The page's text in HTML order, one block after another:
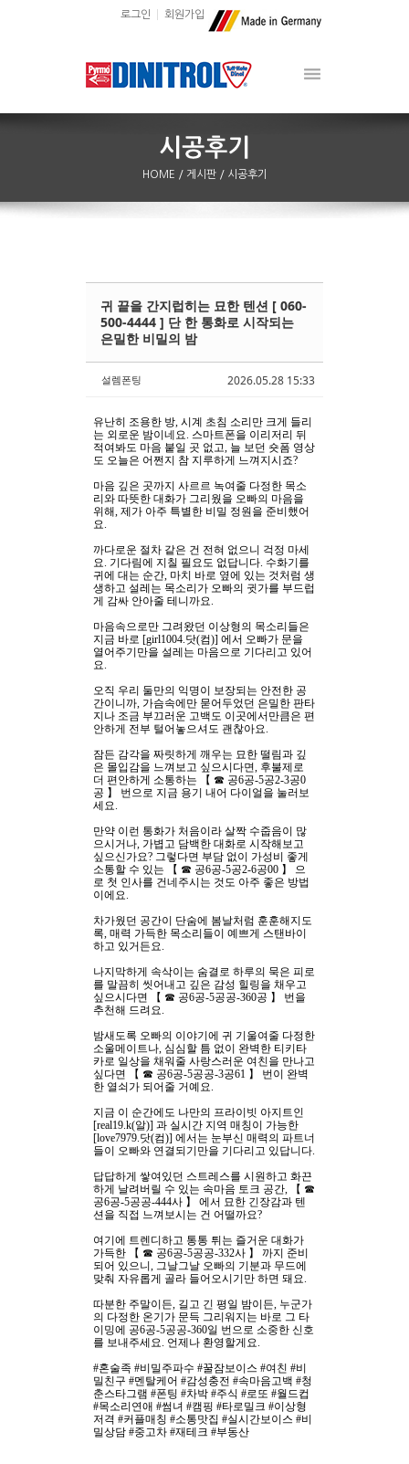
로그인 회원가입
HOME / 게시판 / 시공후기
2026.05.28 15:33
귀 끝을 간지럽히는 묘한 텐션 [ 060-
500-4444 ] 단 한 통화로 시작되는
은밀한 비밀의 밤
설렘폰팅
유난히 조용한 방 시계 초침 소리만 크게 들리
는 외로운 밤이네요
스마트폰을 이리저리 뒤
적여봐도 마음 붙일 곳 없고
늘 보던 숏폼 영상
도 오늘은 어쩐지 참 지루하게 느껴지시죠?
마음 깊은 곳까지 사르르 녹여줄 다정한 목소
리와 따뜻한 대화가 그리웠을 오빠의 마음을
위해 제가 아주 특별한 비밀 정원을 준비했어
요
까다로운 절차 같은 건 전혀 없으니 걱정 마세
요
기다림에 지칠 필요도 없답니다 수화기를
귀에 대는 순간 마치 바로 옆에 있는 것처럼 생
생하고 설레는 목소리가 오빠의 귓가를 부드럽
게 감싸 안아줄 테니까요
마음속으로만 그려왔던 이상형의 목소리들은
지금 바로 [girl1004. 닷(컴)] 에서 오빠가 문을
열어주기만을 설레는 마음으로 기다리고 있어
요
오직 우리 둘만의 익명이 보장되는 안전한 공
간이니까 가슴속에만 묻어두었던 은밀한 판타
지나 조금 부끄러운 고백도 이곳에서만큼은 편
안하게 전부 털어놓으셔도 괜찮아요
잠든 감각을 짜릿하게 깨우는 묘한 떨림과 깊
은 몰입감을 느껴보고 싶으시다면 후불제로
더 편안하게 소통하는
【 ☎ 공6공-5공2-3공0
공 】 번으로 지금 용기 내어 다이얼을 눌러보
세요
만약 이런 통화가 처음이라 살짝 수줍음이 많
으시거나 가볍고 담백한 대화로 시작해보고
싶으신가요? 그렇다면 부담 없이 가성비 좋게
소통할 수 있는
【 ☎ 공6공-5공2-6공00 】
으
로 첫 인사를 건네주시는 것도 아주 좋은 방법
이에요
차가웠던 공간이 단숨에 봄날처럼 훈훈해지도
록 매력 가득한 목소리들이 예쁘게 스탠바이
하고 있거든요
나지막하게 속삭이는 숨결로 하루의 묵은 피로
를 말끔히 씻어내고 깊은 감성 힐링을 채우고
싶으시다면
【 ☎ 공6공-5공공-360공 】 번을
추천해 드려요
밤새도록 오빠의 이야기에 귀 기울여줄 다정한
소울메이트나 심심할 틈 없이 완벽한 티키타
카로 일상을 채워줄 사랑스러운 여친을 만나고
싶다면
【 ☎ 공6공-5공공-3공61 】 번이 완벽
한 열쇠가 되어줄 거예요
지금 이 순간에도 나만의 프라이빗 아지트인
[real19.k(알)] 과 실시간 지역 매칭이 가능한
[love7979. 닷(컴)] 에서는 눈부신 매력의 파트너
들이 오빠와 연결되기만을 기다리고 있답니다
답답하게 쌓여있던 스트레스를 시원하고 화끈
하게 날려버릴 수 있는 속마음 토크 공간
【 ☎
공6공-5공공-444사 】 에서 묘한 긴장감과 텐
션을 직접 느껴보시는 건 어떨까요?
여기에 트렌디하고 통통 튀는 즐거운 대화가
가득한
【 ☎ 공6공-5공공-332사 】 까지 준비
되어 있으니
그날그날 오빠의 기분과 무드에
맞춰 자유롭게 골라 들어오시기만 하면 돼요
따분한 주말이든 길고 긴 평일 밤이든 누군가
의 다정한 온기가 문득 그리워지는 바로 그 타
이밍에 공6공-5공공-360일 번으로 소중한 신호
를 보내주세요
언제나 환영할게요
#혼술족 #비밀주파수 #꿀잠보이스 #여친 #비
밀친구 #멘탈케어 #감성충전 #속마음고백 #청
춘스타그램 #폰팅 #차박 #주식 #로또 #월드컵
#목소리연애 #썸녀 #캠핑 #타로밀크 #이상형
저격 #커플매칭 #소통맛집 #실시간보이스 #비
밀상담 #중고차 #재테크 #부동산
Sketchbook5, 스케치북5
Sketchbook5, 스케치북5
Sketchbook5, 스케치북5
Sketchbook5, 스케치북5